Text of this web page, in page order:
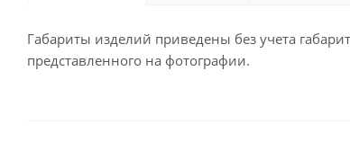
Габариты изделий приведены без учета
представленного на фотографии.